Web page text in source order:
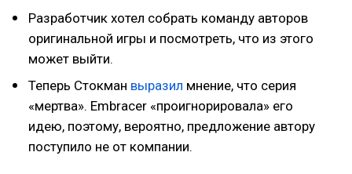
Разработчик хотел собрать команду авторов
оригинальной игры и посмотреть, что из этого
может выйти.
Теперь Стокман выразил мнение, что серия
«мертва». Embracer «проигнорировала» его
идею, поэтому, вероятно, предложение автору
поступило не от компании.